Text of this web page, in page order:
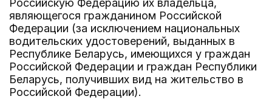
Российскую Федерацию их владельца,
являющегося гражданином Российской
Федерации (за исключением национальных
водительских удостоверений, выданных в
Республике Беларусь, имеющихся у граждан
Российской Федерации и граждан Республики
Беларусь, получивших вид на жительство в
Российской Федерации).